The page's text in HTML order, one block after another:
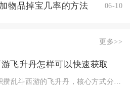
物品掉宝几率的方法 06-10
更多>>
飞升丹怎样可以快速获取